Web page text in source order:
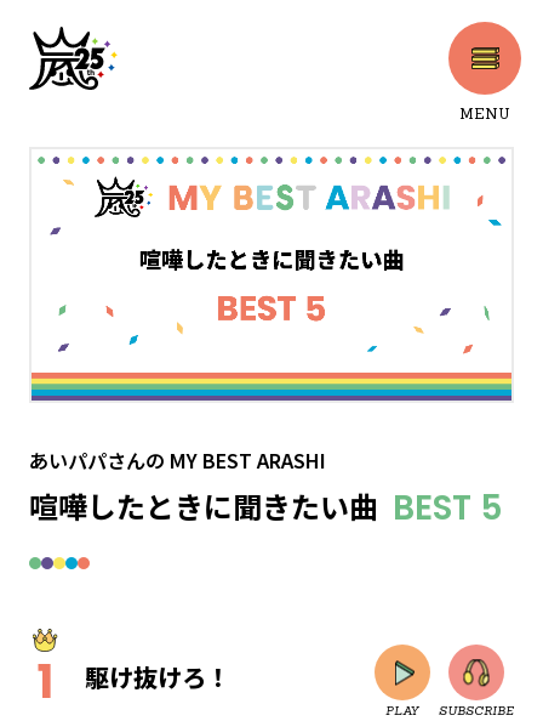
MENU
あいパパさんの MY BEST ARASHI
喧嘩したときに聞きたい曲 BEST 5
駆け抜けろ！
PLAY SUBSCRIBE